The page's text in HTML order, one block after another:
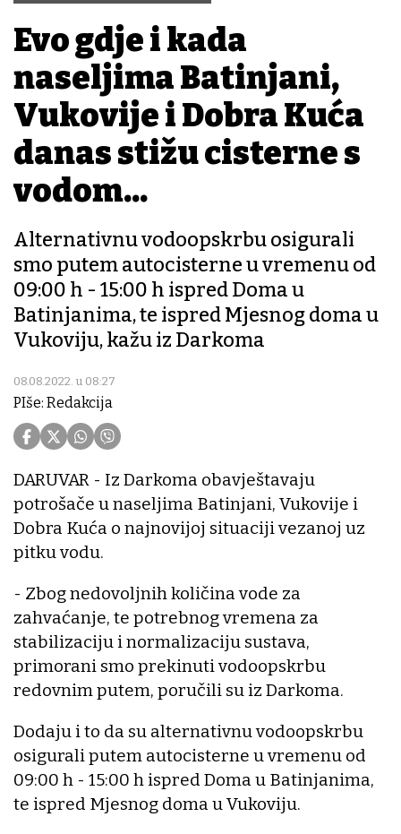
Evo gdje i kada
naseljima Batinjani,
Vukovije i Dobra Kuća
danas stižu cisterne s
vodom...
Alternativnu vodoopskrbu osigurali
smo putem autocisterne u vremenu od
09:00 h - 15:00 h ispred Doma u
Batinjanima, te ispred Mjesnog doma u
Vukoviju, kažu iz Darkoma
08.08.2022. u 08:27
PIše: Redakcija
DARUVAR - Iz Darkoma obavještavaju
potrošače u naseljima Batinjani, Vukovije i
Dobra Kuća o najnovijoj situaciji vezanoj uz
pitku vodu.
- Zbog nedovoljnih količina vode za
zahvaćanje, te potrebnog vremena za
stabilizaciju i normalizaciju sustava,
primorani smo prekinuti vodoopskrbu
redovnim putem, poručili su iz Darkoma.
Dodaju i to da su alternativnu vodoopskrbu
osigurali putem autocisterne u vremenu od
09:00 h - 15:00 h ispred Doma u Batinjanima,
te ispred Mjesnog doma u Vukoviju.